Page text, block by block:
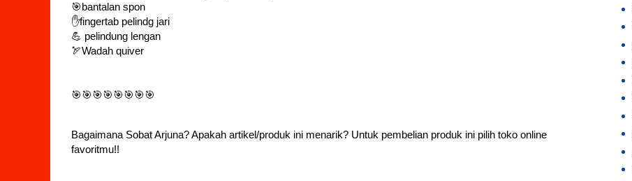
🎯bantalan spon
✋fingertab pelindg jari
💪 pelindung lengan
🏹Wadah quiver
🎯🎯🎯🎯🎯🎯🎯🎯
Bagaimana Sobat Arjuna? Apakah artikel/produk ini menarik? Untuk pembelian produk ini pilih toko online
favoritmu!!